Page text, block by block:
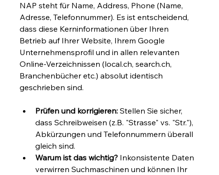
NAP steht für Name, Address, Phone (Name,
Adresse, Telefonnummer). Es ist entscheidend,
dass diese Kerninformationen über Ihren
Betrieb auf Ihrer Website, Ihrem Google
Unternehmensprofil und in allen relevanten
Online-Verzeichnissen (local.ch, search.ch,
Branchenbücher etc.) absolut identisch
geschrieben sind.
Prüfen und korrigieren: Stellen Sie sicher,
dass Schreibweisen (z.B. "Strasse" vs. "Str."),
Abkürzungen und Telefonnummern überall
gleich sind.
Warum ist das wichtig? Inkonsistente Daten
verwirren Suchmaschinen und können Ihr